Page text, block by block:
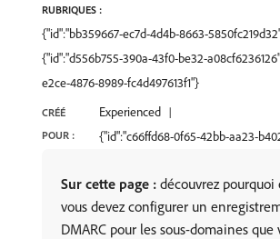
RUBRIQUES :
{"id":"bb359667-ec7d-4d4b-8663-
{"id":"d556b755-390a-43f0-be32-
e2ce-4876-8989-fc4d497613f1"}
CRÉÉ
POUR :
Experienced
{"id":"c66ffd68-0f65-42bb-aa23-
Sur cette page : découvrez pourquoi
vous devez configurer un
DMARC pour les sous-domaines que